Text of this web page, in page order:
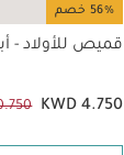
56% خصم
قميص للأولاد -
KWD 4.750